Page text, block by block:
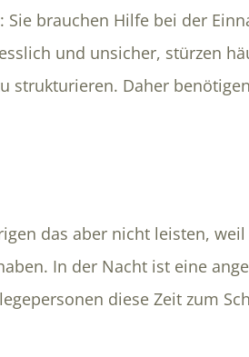
brauchen Hilfe bei der
und unsicher, stürzen
strukturieren. Daher
das aber nicht leisten,
In der Nacht ist eine
diese Zeit zum